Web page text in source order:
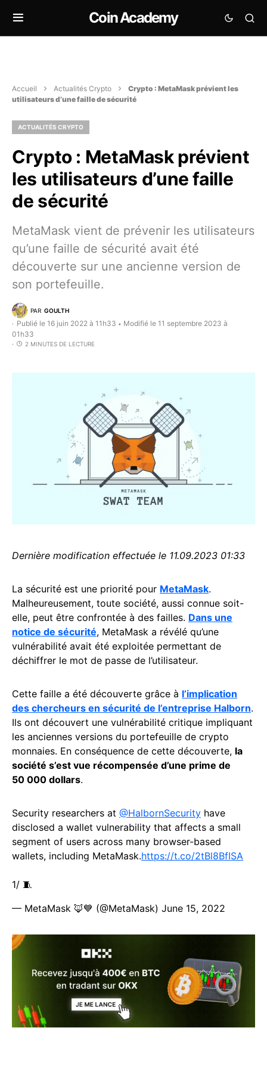
Coin Academy
Accueil Actualités Crypto
Crypto : MetaMask prévient les
utilisateurs d’une faille de sécurité
ACTUALITÉS CRYPTO
Crypto : MetaMask prévient
les utilisateurs d’une faille
de sécurité
MetaMask vient de prévenir les utilisateurs
qu’une faille de sécurité avait été
découverte sur une ancienne version de
son portefeuille.
PAR GOULTH
Publié le 16 juin 2022 à 11h33 • Modifié le 11 septembre 2023 à
01h33
2 MINUTES DE LECTURE
Dernière modification effectuée le 11.09.2023 01:33
La sécurité est une priorité pour MetaMask.
Malheureusement, toute société, aussi connue soit-
elle, peut être confrontée à des failles. Dans une
notice de sécurité, MetaMask a révélé qu’une
vulnérabilité avait été exploitée permettant de
déchiffrer le mot de passe de l’utilisateur.
Cette faille a été découverte grâce à l’implication
des chercheurs en sécurité de l’entreprise Halborn.
Ils ont découvert une vulnérabilité critique impliquant
les anciennes versions du portefeuille de crypto
monnaies. En conséquence de cette découverte, la
société s’est vue récompensée d’une prime de
50 000 dollars.
Security researchers at @HalbornSecurity have
disclosed a wallet vulnerability that affects a small
segment of users across many browser-based
wallets, including MetaMask.https://t.co/2tBl8BfISA
1/ 🧵
— MetaMask 🦊💙 (@MetaMask) June 15, 2022